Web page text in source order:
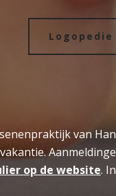
van
op de website.